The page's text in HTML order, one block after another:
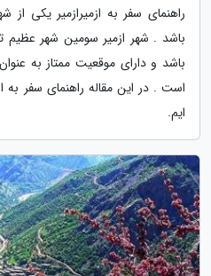
راهنمای سفر به ازمیرازمیر یکی
باشد . شهر ازمیر سومین شهر عظیم
باشد و دارای موقعیت ممتاز به
است . در این مقاله راهنمای سفر به
ایم.